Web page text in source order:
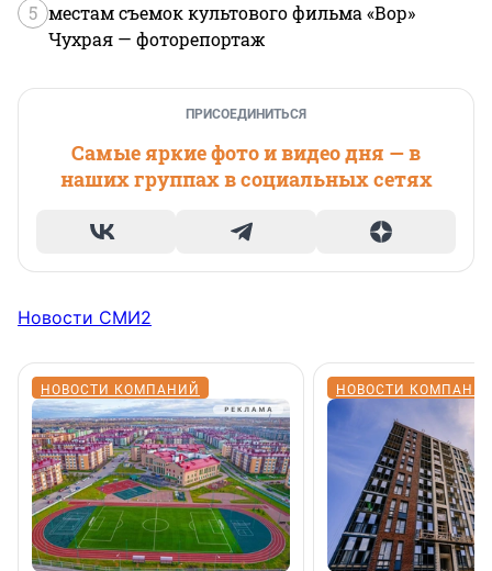
5 местам съемок культового фильма «Вор»
Чухрая — фоторепортаж
ПРИСОЕДИНИТЬСЯ
Самые яркие фото и видео дня — в
наших группах в социальных сетях
Новости СМИ2
НОВОСТИ КОМПАНИЙ НОВОСТИ